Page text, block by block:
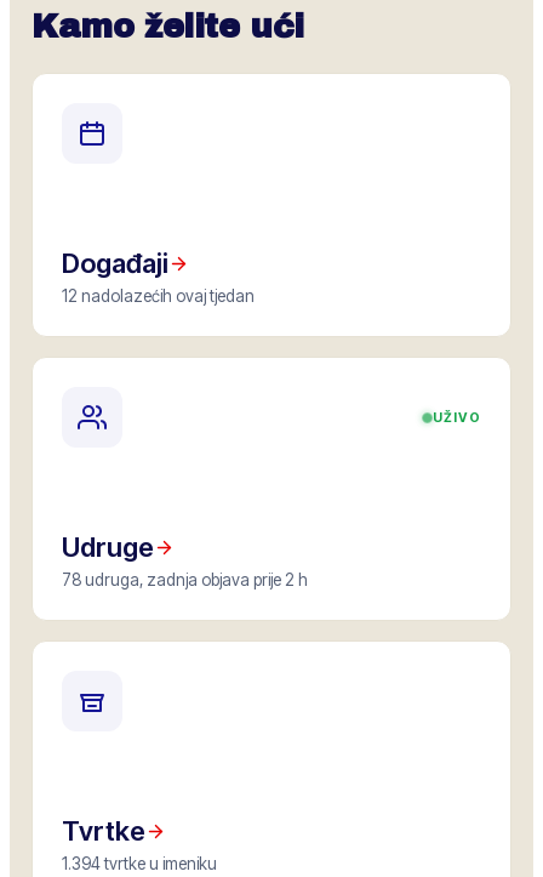
Kamo želite ući
Događaji
12 nadolazećih ovaj tjedan
UŽIVO
Udruge
78 udruga, zadnja objava prije 2 h
Tvrtke
1.394 tvrtke u imeniku